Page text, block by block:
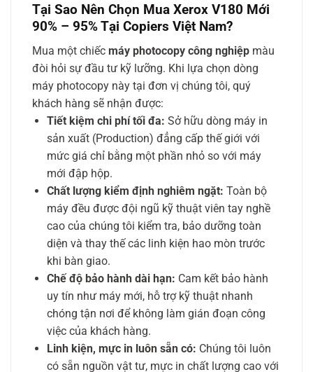
Tại Sao Nên Chọn Mua Xerox V180 Mới
90% – 95% Tại Copiers Việt Nam?
Mua một chiếc máy photocopy công nghiệp màu
đòi hỏi sự đầu tư kỹ lưỡng. Khi lựa chọn dòng
máy photocopy này tại đơn vị chúng tôi, quý
khách hàng sẽ nhận được:
Tiết kiệm chi phí tối đa: Sở hữu dòng máy in
sản xuất (Production) đẳng cấp thế giới với
mức giá chỉ bằng một phần nhỏ so với máy
mới đập hộp.
Chất lượng kiểm định nghiêm ngặt: Toàn bộ
máy đều được đội ngũ kỹ thuật viên tay nghề
cao của chúng tôi kiểm tra, bảo dưỡng toàn
diện và thay thế các linh kiện hao mòn trước
khi bàn giao.
Chế độ bảo hành dài hạn: Cam kết bảo hành
uy tín như máy mới, hỗ trợ kỹ thuật nhanh
chóng tận nơi để không làm gián đoạn công
việc của khách hàng.
Linh kiện, mực in luôn sẵn có: Chúng tôi luôn
có sẵn nguồn vật tư, mực in chất lượng cao với